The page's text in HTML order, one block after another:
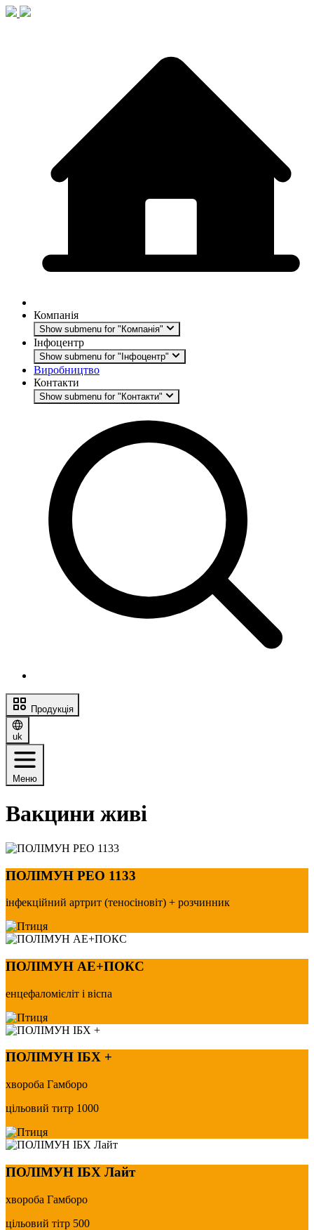
Компанія
Show submenu for "Компанія"
Інфоцентр
Show submenu for "Інфоцентр"
Виробництво
Контакти
Show submenu for "Контакти"
Продукція
uk
Меню
Вакцини живі
ПОЛІМУН РЕО 1133
інфекційний артрит (теносіновіт) + розчинник
ПОЛІМУН АЕ+ПОКС
енцефаломієліт і віспа
ПОЛІМУН ІБХ +
хвороба Гамборо
цільовий титр 1000
ПОЛІМУН ІБХ Лайт
хвороба Гамборо
цільовий тітр 500